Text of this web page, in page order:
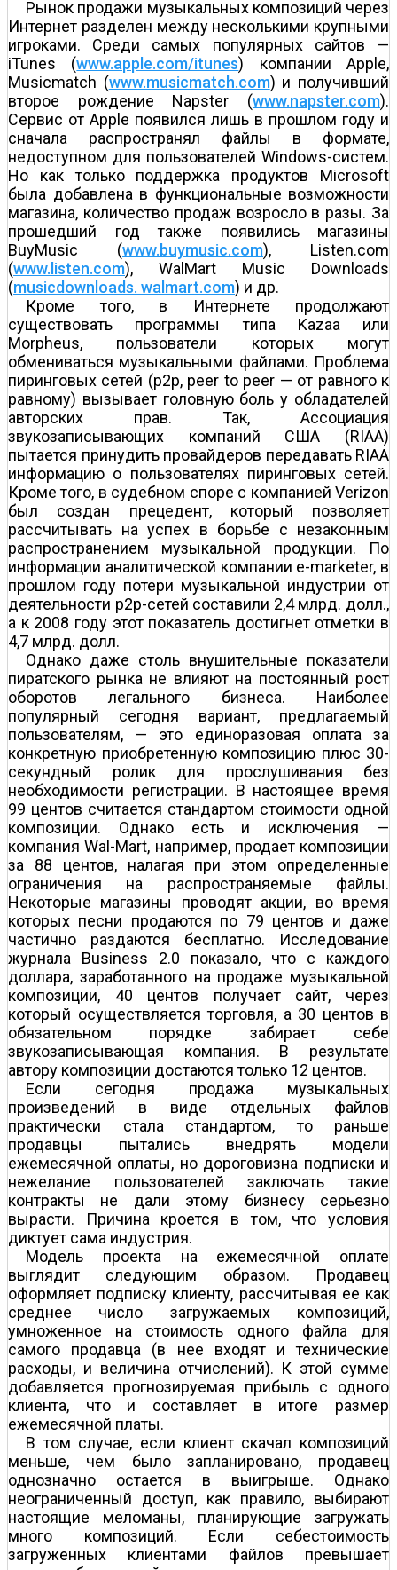
Рынок продажи музыкальных композиций через
Интернет разделен между несколькими крупными
игроками. Среди самых популярных сайтов —
iTunes (www.apple.com/itunes) компании Apple,
Musicmatch (www.musicmatch.com) и получивший
второе рождение Napster (www.napster.com).
Сервис от Apple появился лишь в прошлом году и
сначала распространял файлы в формате,
недоступном для пользователей Windows-систем.
Но как только поддержка продуктов Microsoft
была добавлена в функциональные возможности
магазина, количество продаж возросло в разы. За
прошедший год также появились магазины
BuyMusic (www.buymusic.com), Listen.com
(www.listen.com), WalMart Music Downloads
(musicdownloads. walmart.com) и др.
Кроме того, в Интернете продолжают
существовать программы типа Kazaa или
Morpheus, пользователи которых могут
обмениваться музыкальными файлами. Проблема
пиринговых сетей (р2р, peer to peer — от равного к
равному) вызывает головную боль у обладателей
авторских прав. Так, Ассоциация
звукозаписывающих компаний США (RIAA)
пытается принудить провайдеров передавать RIAA
информацию о пользователях пиринговых сетей.
Кроме того, в судебном споре с компанией Verizon
был создан прецедент, который позволяет
рассчитывать на успех в борьбе с незаконным
распространением музыкальной продукции. По
информации аналитической компании e-marketer, в
прошлом году потери музыкальной индустрии от
деятельности р2р-сетей составили 2,4 млрд. долл.,
а к 2008 году этот показатель достигнет отметки в
4,7 млрд. долл.
Однако даже столь внушительные показатели
пиратского рынка не влияют на постоянный рост
оборотов легального бизнеса. Наиболее
популярный сегодня вариант, предлагаемый
пользователям, — это единоразовая оплата за
конкретную приобретенную композицию плюс 30-
секундный ролик для прослушивания без
необходимости регистрации. В настоящее время
99 центов считается стандартом стоимости одной
композиции. Однако есть и исключения —
компания Wal-Mart, например, продает композиции
за 88 центов, налагая при этом определенные
ограничения на распространяемые файлы.
Некоторые магазины проводят акции, во время
которых песни продаются по 79 центов и даже
частично раздаются бесплатно. Исследование
журнала Business 2.0 показало, что с каждого
доллара, заработанного на продаже музыкальной
композиции, 40 центов получает сайт, через
который осуществляется торговля, а 30 центов в
обязательном порядке забирает себе
звукозаписывающая компания. В результате
автору композиции достаются только 12 центов.
Если сегодня продажа музыкальных
произведений в виде отдельных файлов
практически стала стандартом, то раньше
продавцы пытались внедрять модели
ежемесячной оплаты, но дороговизна подписки и
нежелание пользователей заключать такие
контракты не дали этому бизнесу серьезно
вырасти. Причина кроется в том, что условия
диктует сама индустрия.
Модель проекта на ежемесячной оплате
выглядит следующим образом. Продавец
оформляет подписку клиенту, рассчитывая ее как
среднее число загружаемых композиций,
умноженное на стоимость одного файла для
самого продавца (в нее входят и технические
расходы, и величина отчислений). К этой сумме
добавляется прогнозируемая прибыль с одного
клиента, что и составляет в итоге размер
ежемесячной платы.
В том случае, если клиент скачал композиций
меньше, чем было запланировано, продавец
однозначно остается в выигрыше. Однако
неограниченный доступ, как правило, выбирают
настоящие меломаны, планирующие загружать
много композиций. Если себестоимость
загруженных клиентами файлов превышает